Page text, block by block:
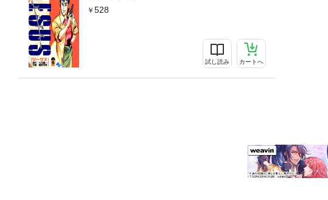
528
試し読み カートへ